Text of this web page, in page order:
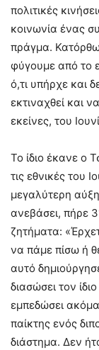
πολιτικές
κοινωνία ένας
πράγμα.
φύγουμε από το
ό,τι υπήρχε και
εκτιναχθεί και
εκείνες, του
Το ίδιο έκανε ο
τις εθνικές του
μεγαλύτερη
ανεβάσει, πήρε
ζητήματα:
να πάμε πίσω ή
αυτό
διασώσει τον
εμπεδώσει ακόμα
παίκτης ενός
διάστημα. Δεν